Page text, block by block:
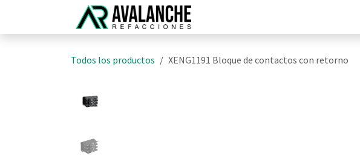
Todos los productos XENG1191 Bloque de contactos con retorno